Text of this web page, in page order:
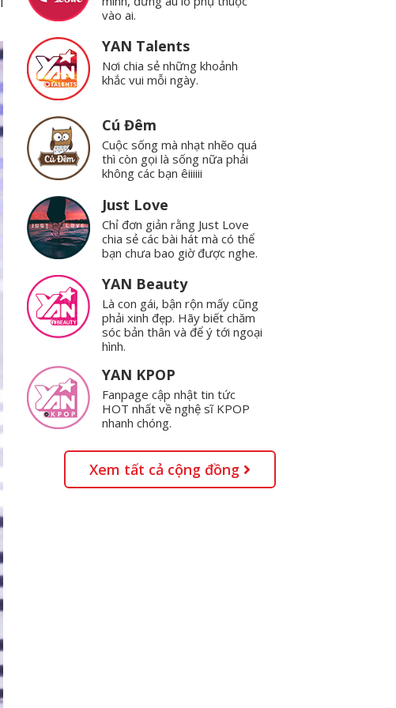
vào ai.
YAN Talents
Nơi chia sẻ những khoảnh
khắc vui mỗi ngày.
Cú Đêm
Cuộc sống mà nhạt nhẽo quá
thì còn gọi là sống nữa phải
không các bạn êiiiiii
Just Love
Chỉ đơn giản rằng Just Love
chia sẻ các bài hát mà có thể
bạn chưa bao giờ được nghe.
YAN Beauty
Là con gái, bận rộn mấy cũng
phải xinh đẹp. Hãy biết chăm
sóc bản thân và để ý tới ngoại
hình.
YAN KPOP
Fanpage cập nhật tin tức
HOT nhất về nghệ sĩ KPOP
nhanh chóng.
Xem tất cả cộng đồng